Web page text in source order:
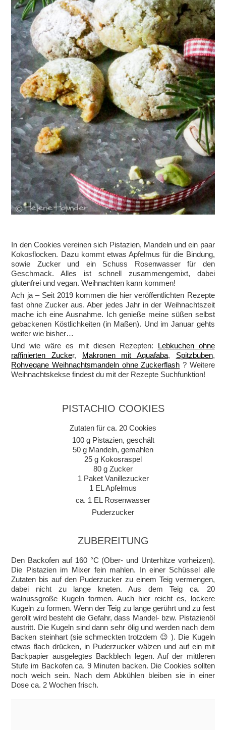
In den Cookies vereinen sich Pistazien, Mandeln und ein paar
Kokosflocken. Dazu kommt etwas Apfelmus für die Bindung,
sowie Zucker und ein Schuss Rosenwasser für den
Geschmack. Alles ist schnell zusammengemixt, dabei
glutenfrei und vegan. Weihnachten kann kommen!
Ach ja – Seit 2019 kommen die hier veröffentlichten Rezepte
fast ohne Zucker aus. Aber jedes Jahr in der Weihnachtszeit
mache ich eine Ausnahme. Ich genieße meine süßen selbst
gebackenen Köstlichkeiten (in Maßen). Und im Januar gehts
weiter wie bisher…
Und wie wäre es mit diesen Rezepten: Lebkuchen ohne
raffinierten Zucker, Makronen mit Aquafaba, Spitzbuben,
Rohvegane Weihnachtsmandeln ohne Zuckerflash ? Weitere
Weihnachtskekse findest du mit der Rezepte Suchfunktion!
PISTACHIO COOKIES
Zutaten für ca. 20 Cookies
100 g Pistazien, geschält
50 g Mandeln, gemahlen
25 g Kokosraspel
80 g Zucker
1 Paket Vanillezucker
1 EL Apfelmus
ca. 1 EL Rosenwasser
Puderzucker
ZUBEREITUNG
Den Backofen auf 160 °C (Ober- und Unterhitze vorheizen).
Die Pistazien im Mixer fein mahlen. In einer Schüssel alle
Zutaten bis auf den Puderzucker zu einem Teig vermengen,
dabei nicht zu lange kneten. Aus dem Teig ca. 20
walnussgroße Kugeln formen. Auch hier reicht es, lockere
Kugeln zu formen. Wenn der Teig zu lange gerührt und zu fest
gerollt wird besteht die Gefahr, dass Mandel- bzw. Pistazienöl
austritt. Die Kugeln sind dann sehr ölig und werden nach dem
Backen steinhart (sie schmeckten trotzdem 😉 ). Die Kugeln
etwas flach drücken, in Puderzucker wälzen und auf ein mit
Backpapier ausgelegtes Backblech legen. Auf der mittleren
Stufe im Backofen ca. 9 Minuten backen. Die Cookies sollten
noch weich sein. Nach dem Abkühlen bleiben sie in einer
Dose ca. 2 Wochen frisch.